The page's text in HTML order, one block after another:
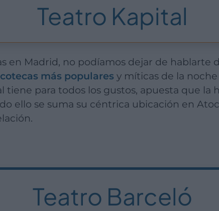
Teatro Kapital
en Madrid, no podíamos dejar de hablarte
más populares y míticas de la
tiene para todos los gustos, apuesta que la
ello se suma su céntrica ubicación en
Teatro Barceló